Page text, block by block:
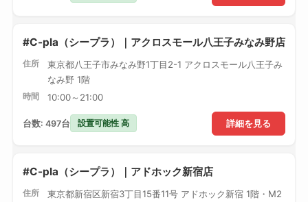
#C-pla（シープラ）｜アクロスモール八王子みなみ野店
住所
東京都八王子市みなみ野1丁目2-1 アクロスモール八王子み
なみ野 1階
時間 10:00～21:00
詳細を見る
台数: 497台 設置可能性 高
#C-pla（シープラ）｜アドホック新宿店
住所
東京都新宿区新宿3丁目15番11号 アドホック新宿 1階・M2